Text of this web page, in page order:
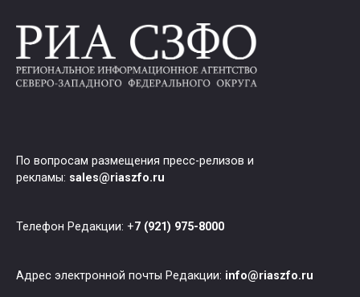
По вопросам размещения пресс-релизов и
рекламы: sales@riaszfo.ru
Телефон Редакции: +7 (921) 975-8000
Адрес электронной почты Редакции: info@riaszfo.ru